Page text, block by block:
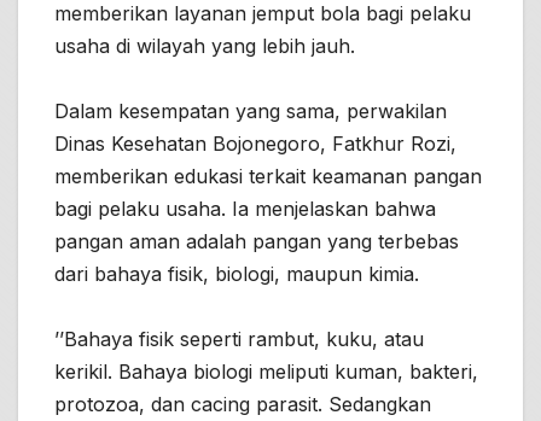
memberikan layanan jemput bola bagi pelaku
usaha di wilayah yang lebih jauh.
Dalam kesempatan yang sama, perwakilan
Dinas Kesehatan Bojonegoro, Fatkhur Rozi,
memberikan edukasi terkait keamanan pangan
bagi pelaku usaha. Ia menjelaskan bahwa
pangan aman adalah pangan yang terbebas
dari bahaya fisik, biologi, maupun kimia.
’’Bahaya fisik seperti rambut, kuku, atau
kerikil. Bahaya biologi meliputi kuman, bakteri,
protozoa, dan cacing parasit. Sedangkan